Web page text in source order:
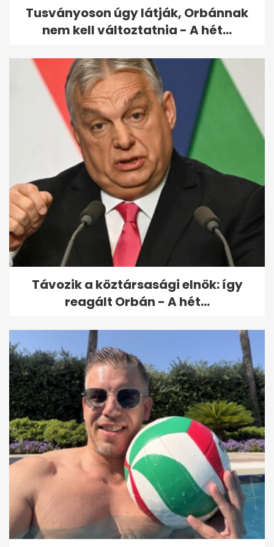
Tusványoson úgy látják, Orbánnak
nem kell változtatnia - A hét...
Távozik a köztársasági elnök: így
reagált Orbán - A hét...